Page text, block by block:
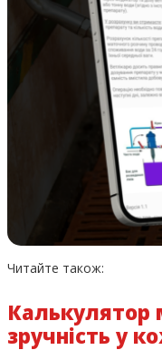
Читайте також:
Калькулятор
зручність у